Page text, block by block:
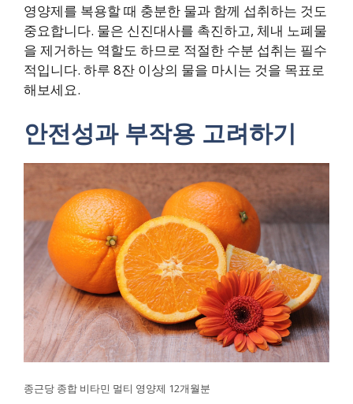
영양제를 복용할 때 충분한 물과 함께 섭취하는 것도
중요합니다. 물은 신진대사를 촉진하고, 체내 노폐물
을 제거하는 역할도 하므로 적절한 수분 섭취는 필수
적입니다. 하루 8잔 이상의 물을 마시는 것을 목표로
해보세요.
안전성과 부작용 고려하기
종근당 종합 비타민 멀티 영양제 12개월분